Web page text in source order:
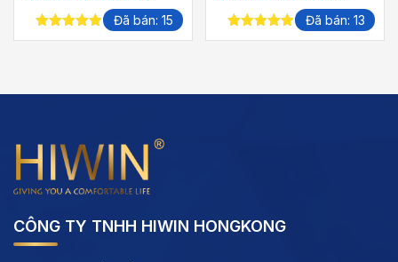
5.00out of
Đã bán: 15
5.00out of
Đã bán: 13
CÔNG TY TNHH HIWIN HONGKONG